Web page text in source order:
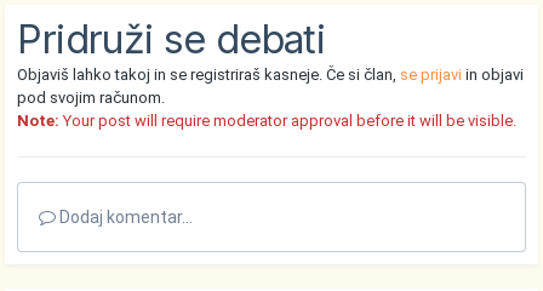
Pridruži se debati
Objaviš lahko takoj in se registriraš kasneje. Če si član, se prijavi in objavi
pod svojim računom.
Note: Your post will require moderator approval before it will be visible.
Dodaj komentar...